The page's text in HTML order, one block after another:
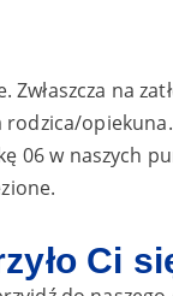
Zwłaszcza na
rodzica/
06 w naszych
Ci